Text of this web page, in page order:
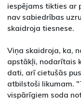
iespējams tikties ar
nav sabiedrības
skaidroja tiesnese.
Viņa skaidroja, ka,
apstākļi, nodarītais
dati, arī cietušās
atbilstoši likumam.
vispārīgiem soda